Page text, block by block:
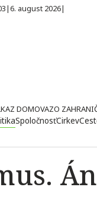
|6. august 2026|
Z DOMOVAZO
SpoločnosťCirkev